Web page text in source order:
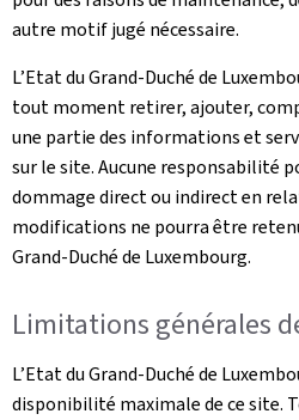
autre motif jugé nécessaire.
L’Etat du Grand-Duché de
tout moment retirer, ajouter,
une partie des informations et
sur le site. Aucune responsabilité
dommage direct ou indirect en
modifications ne pourra être
Grand-Duché de Luxembourg.
Limitations générales
L’Etat du Grand-Duché de
disponibilité maximale de ce site.